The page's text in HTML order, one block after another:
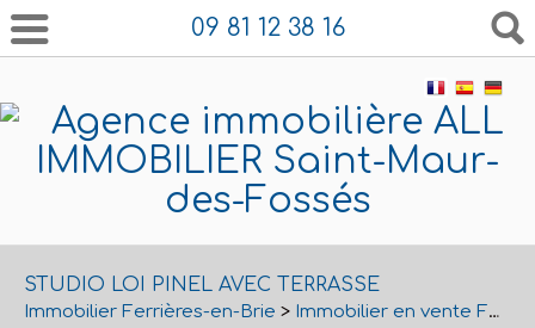
09 81 12 38 16
STUDIO LOI PINEL AVEC TERRASSE
Immobilier Ferrières-en-Brie > Immobilier en vente Ferrières-en-Brie